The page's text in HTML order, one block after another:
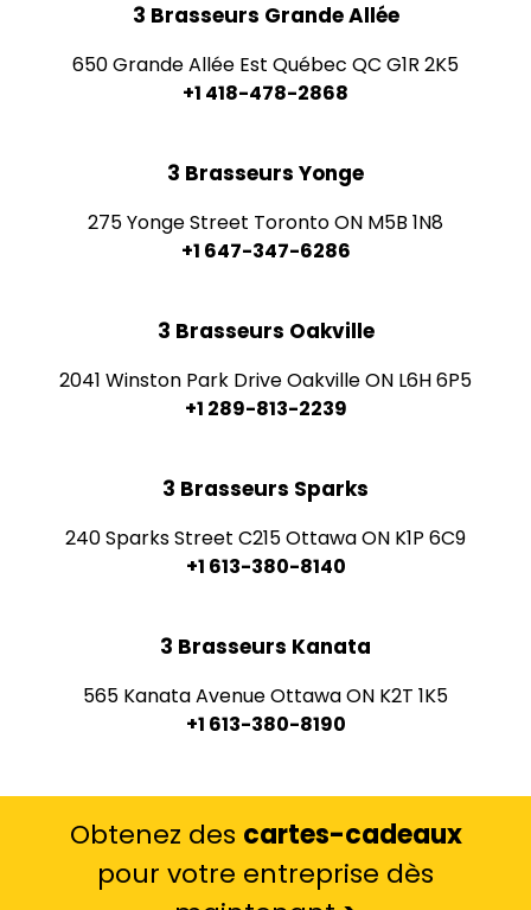
3 Brasseurs Grande Allée
650 Grande Allée Est Québec QC G1R 2K5
+1 418-478-2868
3 Brasseurs Yonge
275 Yonge Street Toronto ON M5B 1N8
+1 647-347-6286
3 Brasseurs Oakville
2041 Winston Park Drive Oakville ON L6H 6P5
+1 289-813-2239
3 Brasseurs Sparks
240 Sparks Street C215 Ottawa ON K1P 6C9
+1 613-380-8140
3 Brasseurs Kanata
565 Kanata Avenue Ottawa ON K2T 1K5
+1 613-380-8190
Obtenez des cartes-cadeaux
pour votre entreprise dès